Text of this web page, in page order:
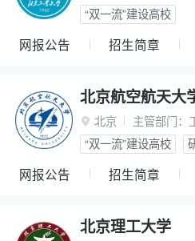
“双一流”建设高校
网报公告 招生简章
北京航空航天大
 北京 主管部门：
“双一流”建设高校
网报公告 招生简章
北京理工大学